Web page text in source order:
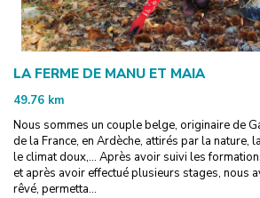
LA FERME DE MANU ET MAIA
49.76 km
Nous sommes un couple belge, originaire de
de la France, en Ardèche, attirés par la nature,
le climat doux,… Après avoir suivi les
et après avoir effectué plusieurs stages, nous
rêvé, permetta...